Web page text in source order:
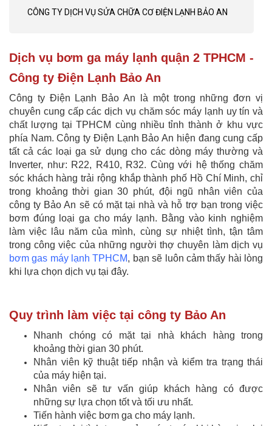
CÔNG TY DỊCH VỤ SỬA CHỮA CƠ ĐIỆN LẠNH BẢO AN
Dịch vụ bơm ga máy lạnh quận 2 TPHCM -
Công ty Điện Lạnh Bảo An
Công ty Điện Lạnh Bảo An là một trong những đơn vị
chuyên cung cấp các dịch vụ chăm sóc máy lạnh uy tín và
chất lượng tại TPHCM cùng nhiều tỉnh thành ở khu vực
phía Nam. Công ty Điện Lạnh Bảo An hiện đang cung cấp
tất cả các loại ga sử dụng cho các dòng máy thường và
Inverter, như: R22, R410, R32. Cùng với hệ thống chăm
sóc khách hàng trải rộng khắp thành phố Hồ Chí Minh, chỉ
trong khoảng thời gian 30 phút, đội ngũ nhân viên của
công ty Bảo An sẽ có mặt tại nhà và hỗ trợ bạn trong việc
bơm đúng loại ga cho máy lạnh. Bằng vào kinh nghiệm
làm việc lâu năm của mình, cùng sự nhiệt tình, tận tâm
trong công việc của những người thợ chuyên làm dịch vụ
bơm gas máy lạnh TPHCM, bạn sẽ luôn cảm thấy hài lòng
khi lựa chọn dịch vụ tại đây.
Quy trình làm việc tại công ty Bảo An
Nhanh chóng có mặt tại nhà khách hàng trong
khoảng thời gian 30 phút.
Nhân viên kỹ thuật tiếp nhận và kiểm tra trạng thái
của máy hiện tại.
Nhân viên sẽ tư vấn giúp khách hàng có được
những sự lựa chọn tốt và tối ưu nhất.
Tiến hành việc bơm ga cho máy lạnh.